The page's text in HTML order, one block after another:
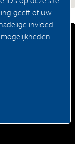
geeft of uw
invloed